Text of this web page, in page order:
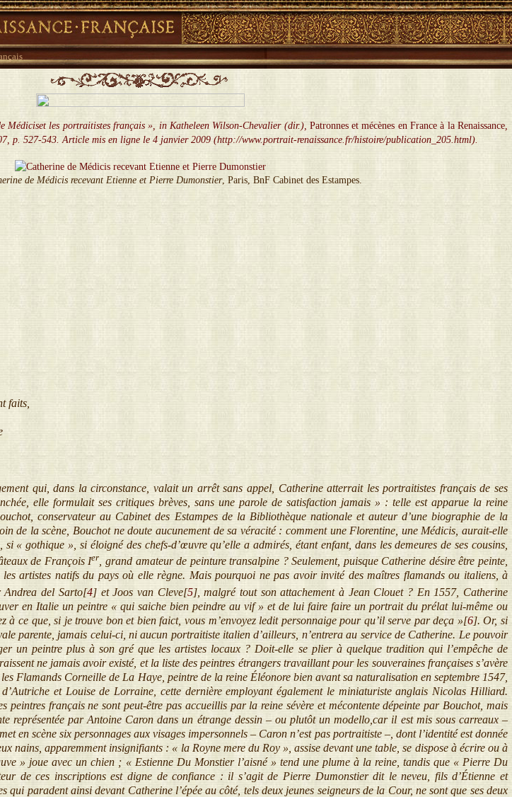
Médiciset les portraitistes français », inKatheleen Wilson-Chevalier (dir.), Patronnes et mécènes en France à la Renaissance,
p. 527-543. Article mis en ligne le 4 janvier 2009 (http://www.portrait-renaissance.fr/histoire/publication_205.html).
de Médicis recevant Etienne et Pierre Dumonstier, Paris, BnF Cabinet des Estampes.
faits,
qui, dans la circonstance, valait un arrêt sans appel, Catherine atterrait les portraitistes français de ses
elle formulait ses critiques brèves, sans une parole de satisfaction jamais » : telle est apparue la reine
conservateur au Cabinet des Estampes de la Bibliothèque nationale et auteur d’une biographie de la
de la scène, Bouchot ne doute aucunement de sa véracité : comment une Florentine, une Médicis, aurait-elle
« gothique », si éloigné des chefs-d’œuvre qu’elle a admirés, étant enfant, dans les demeures de ses cousins,
de François Ier
, grand amateur de peinture transalpine ? Seulement, puisque Catherine désire être peinte,
les artistes natifs du pays où elle règne. Mais pourquoi ne pas avoir invité des maîtres flamands ou italiens, à
del Sarto[4]et Joos van Cleve[5], malgré tout son attachement à Jean Clouet ? En 1557, Catherine
en Italie un peintre « qui saiche bien peindre au vif » et de lui faire faire un portrait du prélat lui-même ou
à ce que, si je trouve bon et bien faict, vous m’envoyez ledit personnaige pour qu’il serve par deça »[6]. Or, si
parente, jamais celui-ci, ni aucun portraitiste italien d’ailleurs, n’entrera au service de Catherine. Le pouvoir
un peintre plus à son gré que les artistes locaux ? Doit-elle se plier à quelque tradition qui l’empêche de
ne jamais avoir existé, et la liste des peintres étrangers travaillant pour les souveraines françaises s’avère
Flamands Corneille de La Haye, peintre de la reine Éléonore bien avant sa naturalisation en septembre 1547,
et Louise de Lorraine, cette dernière employant également le miniaturiste anglais Nicolas Hilliard.
peintres français ne sont peut-être pas accueillis par la reine sévère et mécontente dépeinte par Bouchot, mais
représentée par Antoine Caron dans un étrange dessin – ou plutôt un modello,car il est mis sous carreaux –
en scène six personnages aux visages impersonnels – Caron n’est pas portraitiste –, dont l’identité est donnée
nains, apparemment insignifiants : « la Royne mere du Roy », assise devant une table, se dispose à écrire ou à
» joue avec un chien ; « Estienne Du Monstier l’aisné » tend une plume à la reine, tandis que « Pierre Du
de ces inscriptions est digne de confiance : il s’agit de Pierre Dumonstier dit le neveu, fils d’Étienne et
qui paradent ainsi devant Catherine l’épée au côté, tels deux jeunes seigneurs de la Cour, ne sont que ses deux